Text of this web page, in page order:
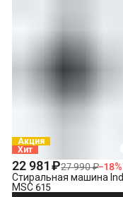
Акция
Хит
22 981 ₽27 990 ₽−18%
Стиральная машина
MSC 615